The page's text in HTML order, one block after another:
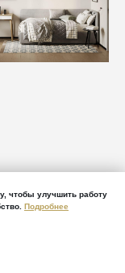
чтобы улучшить работу
Подробнее